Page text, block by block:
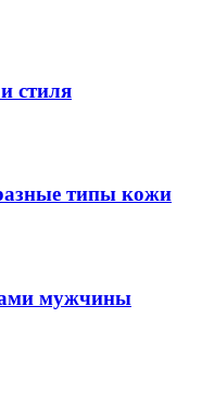
стиля
типы кожи
мужчины